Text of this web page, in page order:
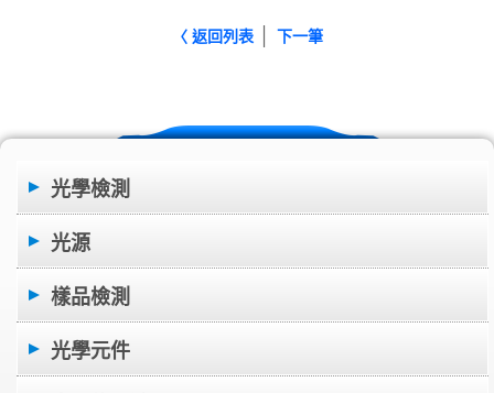
〈 返回列表│ 下一筆
光學檢測
光源
樣品檢測
光學元件